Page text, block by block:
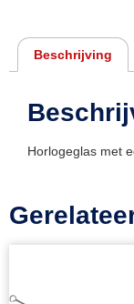
Beschrijving
Horlogeglas met